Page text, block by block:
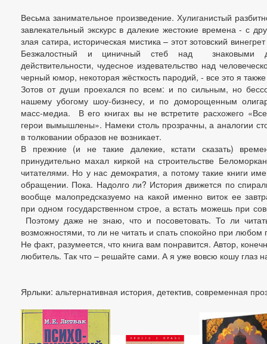
Весьма занимательное произведение. Хулиганистый
завлекательный экскурс в далекие жестокие времена - с
злая сатира, историческая мистика – этот зотовский
Безжалостный и циничный стеб над знаковыми
действительности, чудесное издевательство над
черный юмор, некоторая жёсткость пародий, - все это я
Зотов от души проехался по всем: и по сильным, но
нашему убогому шоу-бизнесу, и по доморощенным
масс-медиа. В его книгах вы не встретите расхожего
герои вымышлены». Намеки столь прозрачны, а аналогии
в толковании образов не возникает.
В прежние (и не такие далекие, кстати сказать)
принудительно махал киркой на строительстве
читателями. Но у нас демократия, а потому такие книги
обращении. Пока. Надолго ли? История движется по
вообще малопредсказуемо на какой именно виток ее
при одном государственном строе, а встать можешь при
Поэтому даже не знаю, что и посоветовать. То ли
возможностями, то ли не читать и спать спокойно при
Не факт, разумеется, что книга вам понравится. Автор,
любитель. Так что – решайте сами. А я уже вовсю кошу глаз
Ярлыки: альтернативная история, детектив, современная